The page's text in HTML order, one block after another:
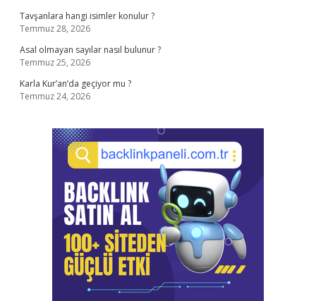
Tavşanlara hangi isimler konulur ?
Temmuz 28, 2026
Asal olmayan sayılar nasıl bulunur ?
Temmuz 25, 2026
Karla Kur’an’da geçiyor mu ?
Temmuz 24, 2026